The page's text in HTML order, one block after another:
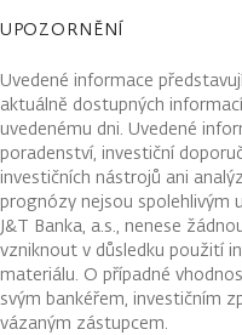
UPOZORNĚNÍ
Uvedené informace
aktuálně dostupných
uvedenému dni. Uvedené
poradenství, investiční
investičních nástrojů ani
prognózy nejsou spolehlivým
J&T Banka, a.s., nenese
vzniknout v důsledku použití
materiálu. O případné
svým bankéřem, investičním
vázaným zástupcem.